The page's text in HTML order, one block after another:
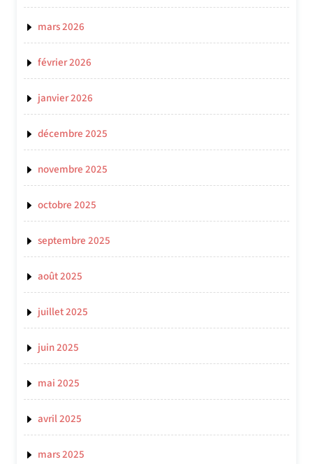
mars 2026
février 2026
janvier 2026
décembre 2025
novembre 2025
octobre 2025
septembre 2025
août 2025
juillet 2025
juin 2025
mai 2025
avril 2025
mars 2025